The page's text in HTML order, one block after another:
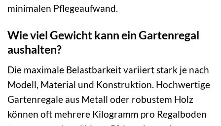
minimalen Pflegeaufwand.
Wie viel Gewicht kann ein Gartenregal
aushalten?
Die maximale Belastbarkeit variiert stark je nach
Modell, Material und Konstruktion. Hochwertige
Gartenregale aus Metall oder robustem Holz
können oft mehrere Kilogramm pro Regalboden